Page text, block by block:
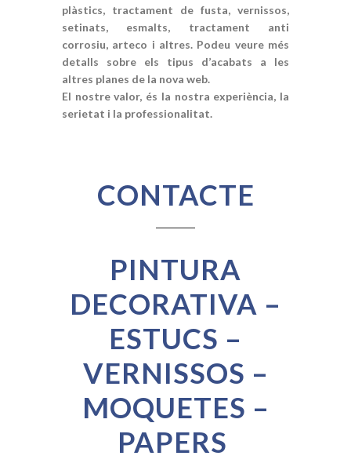
plàstics, tractament de fusta, vernissos,
setinats, esmalts, tractament anti
corrosiu, arteco i altres. Podeu veure més
detalls sobre els tipus d’acabats a les
altres planes de la nova web.
El nostre valor, és la nostra experiència, la
serietat i la professionalitat.
CONTACTE
PINTURA
DECORATIVA –
ESTUCS –
VERNISSOS –
MOQUETES –
PAPERS